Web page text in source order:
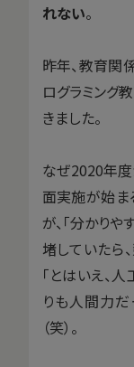
れない。
昨年、教育関
ログラミング
きました。
なぜ2020年度
面実施が始ま
が、「分かり
堵していたら
「とはいえ、
りも人間力だ
（笑）。